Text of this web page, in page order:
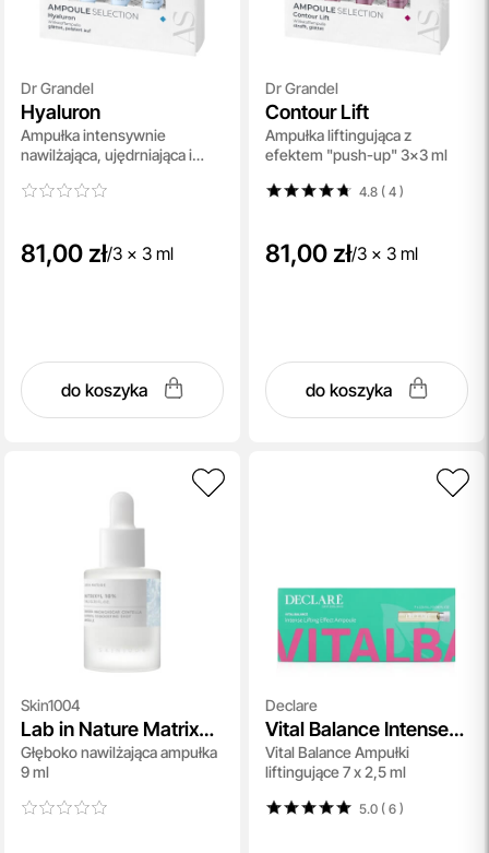
Dr Grandel
Hyaluron
Ampułka intensywnie
nawilżająca, ujędrniająca i
81,00 zł/3 x 3 ml
do koszyka
Dr Grandel
Contour Lift
Ampułka liftingująca z
efektem "push-up" 3x3 ml
4.8 ( 4)
81,00 zł/3 x 3 ml
do koszyka
Skin1004
Lab in Nature Matrixyl
10 Boosting Shot
Ampoule
Głęboko nawilżająca ampułka
9 ml
Declare
Vital Balance Intense
Lifting Effect Ampoule
Vital Balance Ampułki
liftingujące 7 x 2,5 ml
5.0 ( 6)